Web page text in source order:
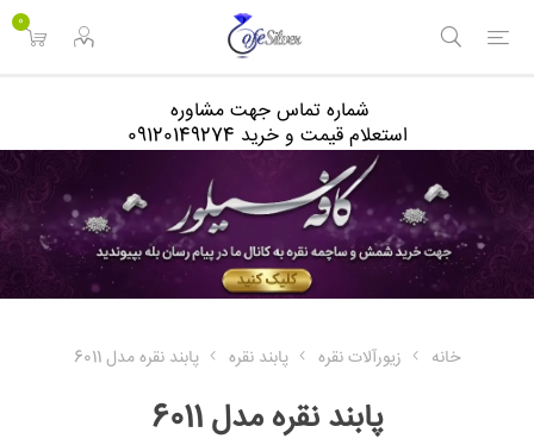
0
شماره تماس جهت مشاوره
استعلام قیمت و خرید 09120149274
خانه زیورآلات نقره پابند نقره پابند نقره مدل 6011
پابند نقره مدل 6011